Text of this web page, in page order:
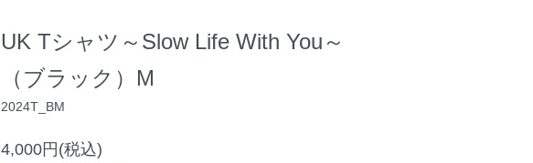
UK Tシャツ～Slow Life With You～
（ブラック）M
2024T_BM
4,000円(税込)